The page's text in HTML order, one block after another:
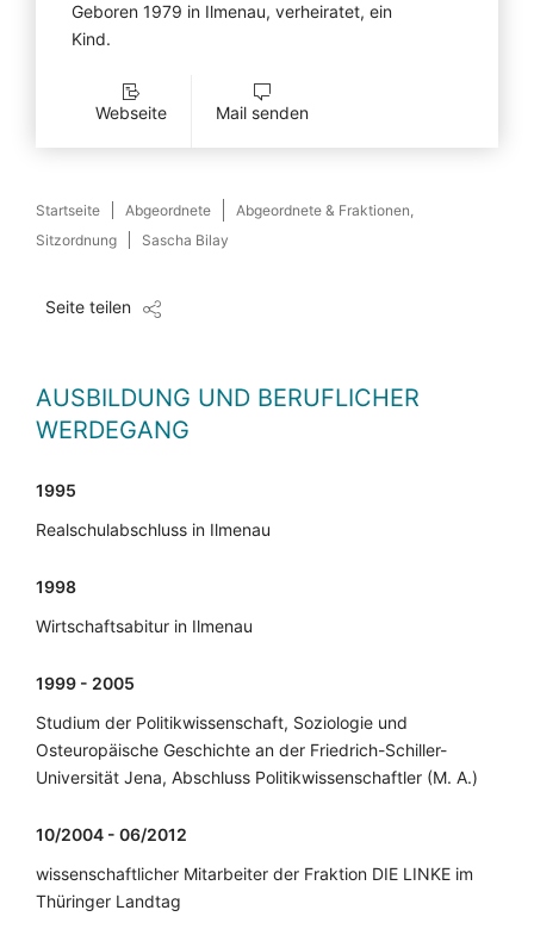
Geboren 1979 in Ilmenau, verheiratet, ein
Kind.
Webseite Mail senden
Startseite Abgeordnete
Abgeordnete & Fraktionen,
Sitzordnung
Sascha Bilay
Seite teilen
AUSBILDUNG UND BERUFLICHER
WERDEGANG
1995
Realschulabschluss in Ilmenau
1998
Wirtschaftsabitur in Ilmenau
1999 - 2005
Studium der Politikwissenschaft, Soziologie und
Osteuropäische Geschichte an der Friedrich-Schiller-
Universität Jena, Abschluss Politikwissenschaftler (M. A.)
10/2004 - 06/2012
wissenschaftlicher Mitarbeiter der Fraktion DIE LINKE im
Thüringer Landtag